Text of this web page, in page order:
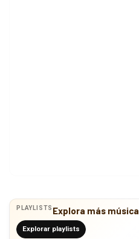
PLAYLISTS Explora más música
Explorar playlists